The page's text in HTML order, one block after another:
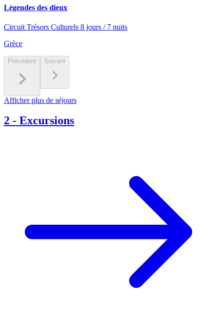
Légendes des dieux
Circuit Trésors Culturels 8 jours / 7 nuits
Grèce
Précédent Suivant
Afficher plus de séjours
2 - Excursions